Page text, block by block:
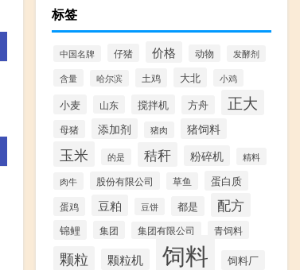
标签
中国名牌 仔猪 价格 动物 发酵剂
含量 哈尔滨 土鸡 大北 小鸡
小麦 山东 搅拌机 方舟 正大
母猪 添加剂 猪肉 猪饲料
玉米 的是 秸秆 粉碎机
精料
肉牛
股份有限公司 草鱼 蛋白质
蛋鸡 豆粕 豆饼 都是 配方
锦鲤 集团 集团有限公司 青饲料
颗粒 颗粒机 饲料 饲料厂